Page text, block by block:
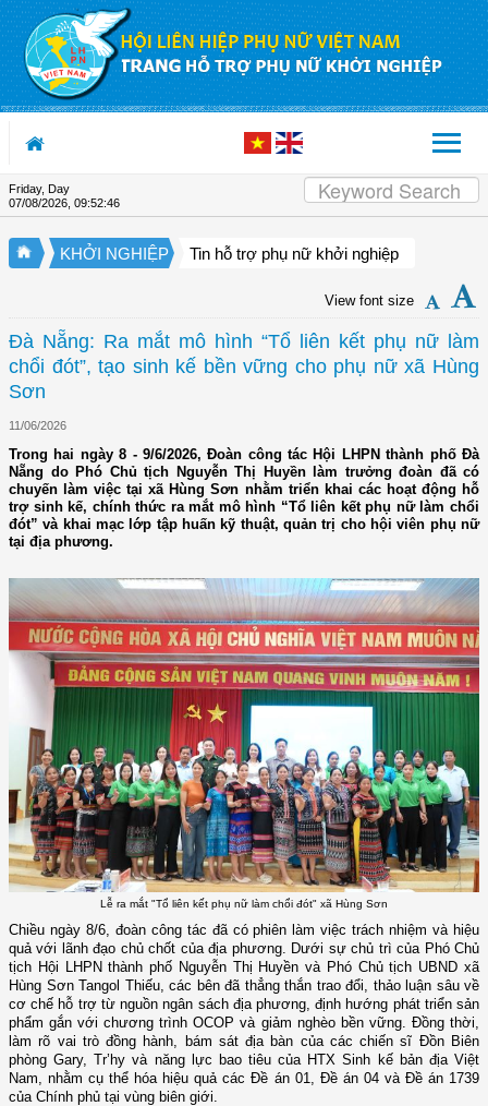
Skip to Content
Friday, Day
07/08/2026 09:52:47
KHỞI NGHIỆP Tin hỗ trợ phụ nữ khởi nghiệp
View font size
Đà Nẵng: Ra mắt mô hình “Tổ liên kết phụ nữ làm
chổi đót”, tạo sinh kế bền vững cho phụ nữ xã Hùng
Sơn
11/06/2026
Trong hai ngày 8 - 9/6/2026, Đoàn công tác Hội LHPN thành phố Đà
Nẵng do Phó Chủ tịch Nguyễn Thị Huyền làm trưởng đoàn đã có
chuyến làm việc tại xã Hùng Sơn nhằm triển khai các hoạt động hỗ
trợ sinh kế, chính thức ra mắt mô hình “Tổ liên kết phụ nữ làm chổi
đót” và khai mạc lớp tập huấn kỹ thuật, quản trị cho hội viên phụ nữ
tại địa phương.
Lễ ra mắt "Tổ liên kết phụ nữ làm chổi đót" xã Hùng Sơn
Chiều ngày 8/6, đoàn công tác đã có phiên làm việc trách nhiệm và hiệu
quả với lãnh đạo chủ chốt của địa phương. Dưới sự chủ trì của Phó Chủ
tịch Hội LHPN thành phố Nguyễn Thị Huyền và Phó Chủ tịch UBND xã
Hùng Sơn Tangol Thiếu, các bên đã thẳng thắn trao đổi, thảo luận sâu về
cơ chế hỗ trợ từ nguồn ngân sách địa phương, định hướng phát triển sản
phẩm gắn với chương trình OCOP và giảm nghèo bền vững. Đồng thời,
làm rõ vai trò đồng hành, bám sát địa bàn của các chiến sĩ Đồn Biên
phòng Gary, Tr’hy và năng lực bao tiêu của HTX Sinh kế bản địa Việt
Nam, nhằm cụ thể hóa hiệu quả các Đề án 01, Đề án 04 và Đề án 1739
của Chính phủ tại vùng biên giới.